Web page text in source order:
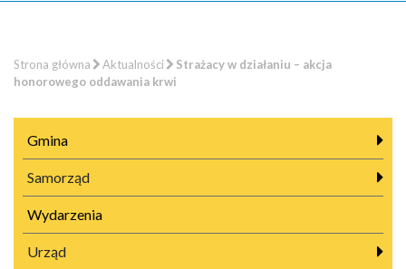
Strona główna Aktualności
Strażacy w działaniu – akcja
honorowego oddawania krwi
Gmina
Samorząd
Wydarzenia
Urząd